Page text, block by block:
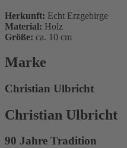
Herkunft: Echt Erzgebirge
Material: Holz
Größe: ca. 10 cm
Marke
Christian Ulbricht
Christian Ulbricht
90 Jahre Tradition